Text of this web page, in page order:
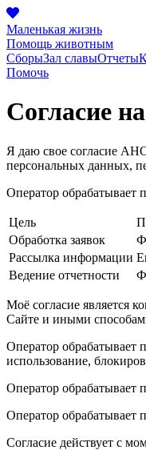
Маленькая жизнь
Помощь животным
СборыЗал славыОтчеты
Помочь
Согласие
Я даю свое согласие
персональных данных,
Оператор обрабатывает
Цель
Обработка заявок
Рассылка информации
Ведение отчетности
Моё согласие является
Сайте и иными
Оператор обрабатывает
использование,
Оператор обрабатывает
Оператор обрабатывает
Согласие действует с